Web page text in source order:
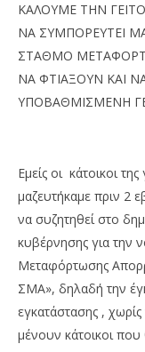
ΚΑΛΟΥΜΕ ΤΗΝ
ΝΑ ΣΥΜΠΟΡΕΥΤΕΙ
ΣΤΑΘΜΟ
ΝΑ ΦΤΙΑΞΟΥΝ ΚΑΙ
ΥΠΟΒΑΘΜΙΣΜΕΝΗ
Εμείς οι κάτοικοι
μαζευτήκαμε πριν 2
να συζητηθεί στο
κυβέρνησης για την
Μεταφόρτωσης
ΣΜΑ», δηλαδή την
εγκατάστασης ,
μένουν κάτοικοι που